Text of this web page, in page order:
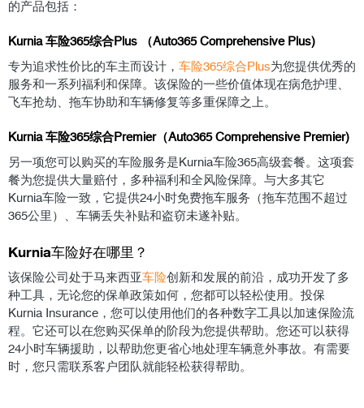
的产品包括：
Kurnia 车险365综合Plus （Auto365 Comprehensive Plus)
专为追求性价比的车主而设计， 车险365综合Plus为您提供优秀的
服务和一系列福利和保障。该保险的一些价值体现在病危护理、
飞车抢劫、拖车协助和车辆修复等多重保障之上。
Kurnia 车险365综合Premier（Auto365 Comprehensive Premier)
另一项您可以购买的车险服务是Kurnia车险365高级套餐。这项套
餐为您提供大量赔付，多种福利和全风险保障。与大多其它
Kurnia车险一致，它提供24小时免费拖车服务（拖车范围不超过
365公里）、车辆丢失补贴和盗窃未遂补贴。
Kurnia车险好在哪里？
该保险公司处于马来西亚车险创新和发展的前沿，成功开发了多
种工具，无论您的保单政策如何，您都可以轻松使用。投保
Kurnia Insurance，您可以使用他们的各种数字工具以加速保险流
程。它还可以在您购买保单的阶段为您提供帮助。您还可以获得
24小时车辆援助，以帮助您更省心地处理车辆意外事故。有需要
时，您只需联系客户团队就能轻松获得帮助。